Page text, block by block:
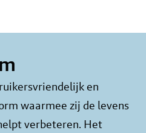
en
waarmee zij de levens
verbeteren. Het